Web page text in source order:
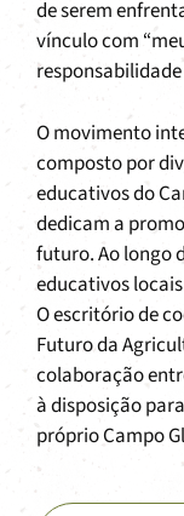
de serem
vínculo com
O movimento
composto por
educativos do
dedicam a
futuro. Ao longo
educativos
O escritório de
Futuro da
colaboração
à disposição
próprio Campo